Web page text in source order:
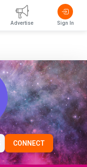
CONNECT
Advertise Sign In